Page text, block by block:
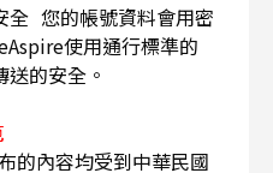
全 您的帳號資料會用密
使用通行標準的
的安全。
的內容均受到中華民國